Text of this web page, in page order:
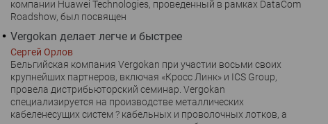
компании Huawei Technologies, проведенный в рамках DataCom
Roadshow, был посвящен
Vergokan делает легче и быстрее
Сергей Орлов
Бельгийская компания Vergokan при участии восьми своих
крупнейших партнеров, включая «Кросс Линк» и ICS Group,
провела дистрибьюторский семинар. Vergokan
специализируется на производстве металлических
кабеленесущих систем ? кабельных и проволочных лотков, а